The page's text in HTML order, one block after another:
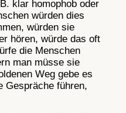
klar homophob oder
würden dies
würden sie
hören, würde das oft
die Menschen
man müsse sie
Weg gebe es
Gespräche führen,